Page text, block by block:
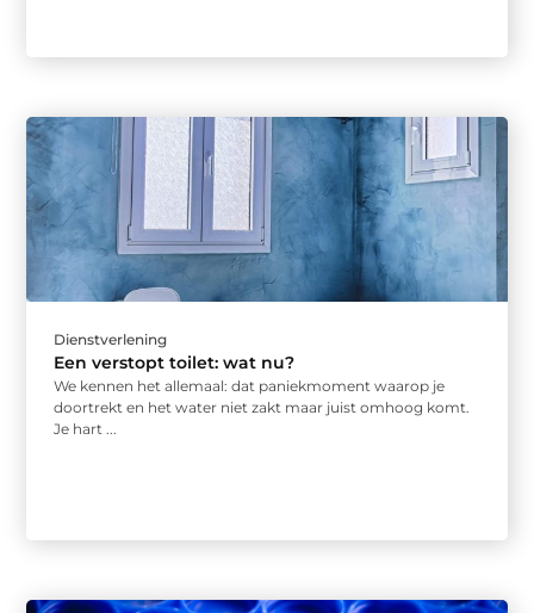
Dienstverlening
Een verstopt toilet: wat nu?
We kennen het allemaal: dat paniekmoment waarop je
doortrekt en het water niet zakt maar juist omhoog komt.
Je hart ...